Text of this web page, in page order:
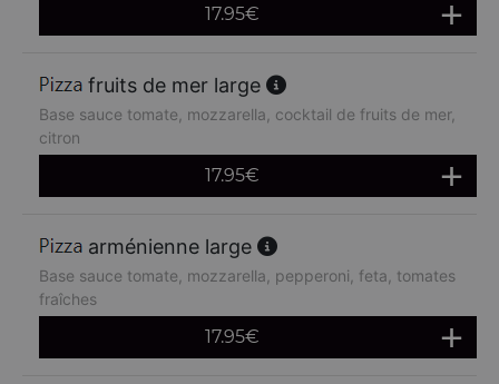
17.95€
fruits de mer large
Base sauce tomate, mozzarella, cocktail de fruits de mer,
citron
17.95€
arménienne large
Base sauce tomate, mozzarella, pepperoni, feta, tomates
fraîches
17.95€